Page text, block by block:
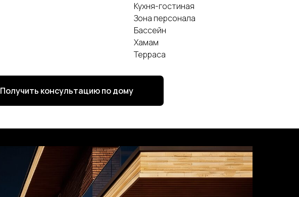
Кухня-гостиная
Зона персонала
Бассейн
Хамам
Терраса
Получить консультацию по дому